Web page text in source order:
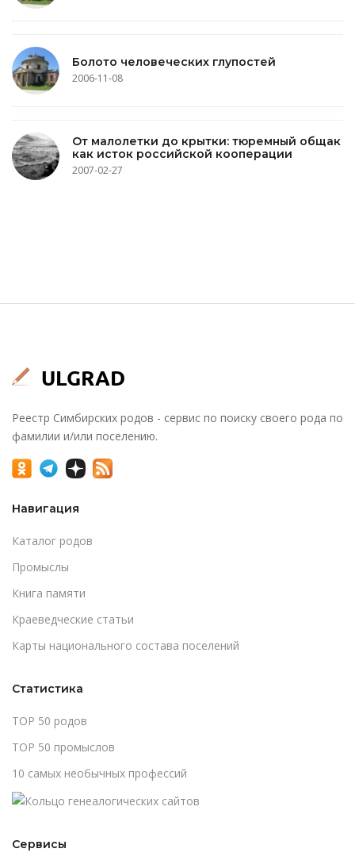
Болото человеческих глупостей
2006-11-08
От малолетки до крытки: тюремный общак
как исток российской кооперации
2007-02-27
Реестр Симбирских родов - сервис по поиску своего рода по
фамилии и/или поселению.
Навигация
Каталог родов
Промыслы
Книга памяти
Краеведческие статьи
Карты национального состава поселений
Статистика
TOP 50 родов
TOP 50 промыслов
10 самых необычных профессий
Сервисы